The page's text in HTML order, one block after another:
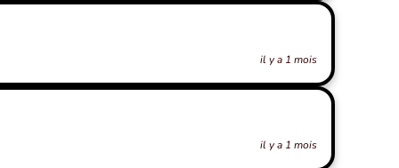
il y a 1 mois
il y a 1 mois